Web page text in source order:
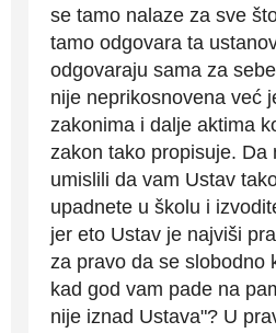
se tamo nalaze za sve
tamo odgovara ta
odgovaraju sama za
nije neprikosnovena već
zakonima i dalje aktima
zakon tako propisuje. Da
umislili da vam Ustav
upadnete u školu i
jer eto Ustav je najviši
za pravo da se slobodno
kad god vam pade na
nije iznad Ustava"? U